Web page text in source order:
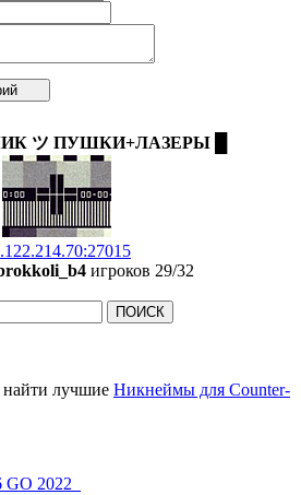
ツ ПУШКИ+ЛАЗЕРЫ █
игроков 29/32
найти лучшие Никнеймы для Counter-
2022